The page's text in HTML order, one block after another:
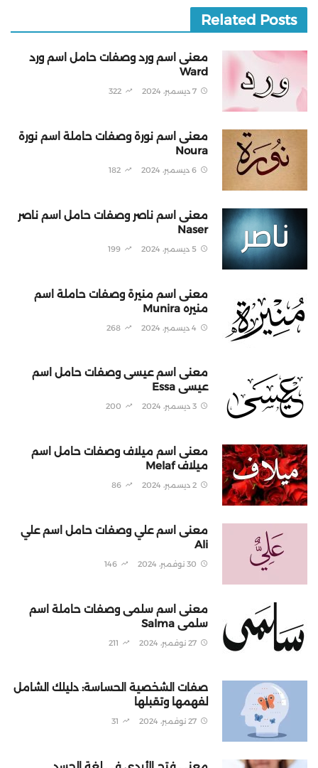
Related Posts
معنى اسم ورد وصفات حامل اسم ورد
Ward
7 ديسمبر، 2024 322
معنى اسم نورة وصفات حاملة اسم نورة
Noura
6 ديسمبر، 2024 182
معنى اسم ناصر وصفات حامل اسم ناصر
Naser
5 ديسمبر، 2024 199
معنى اسم منيرة وصفات حاملة اسم
منيره Munira
4 ديسمبر، 2024 268
معنى اسم عيسى وصفات حامل اسم
عيسى Essa
3 ديسمبر، 2024 200
معنى اسم ميلاف وصفات حامل اسم
ميلاف Melaf
2 ديسمبر، 2024 86
معنى اسم علي وصفات حامل اسم علي
Ali
30 نوفمبر، 2024 146
معنى اسم سلمى وصفات حاملة اسم
سلمى Salma
27 نوفمبر، 2024 211
صفات الشخصية الحساسة: دليلك الشامل
لفهمها وتقبلها
27 نوفمبر، 2024 31